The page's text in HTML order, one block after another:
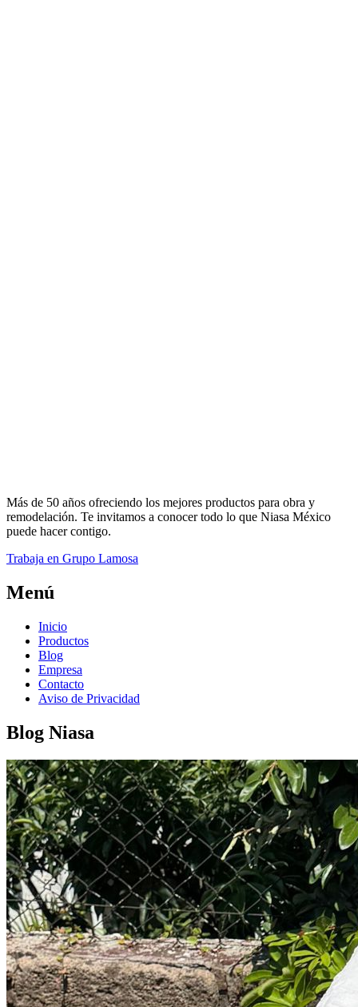
Más de 50 años ofreciendo los mejores productos para obra y
remodelación. Te invitamos a conocer todo lo que Niasa México
puede hacer contigo.
Trabaja en Grupo Lamosa
Menú
Inicio
Productos
Blog
Empresa
Contacto
Aviso de Privacidad
Blog Niasa